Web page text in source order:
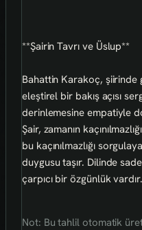
**Şairin Tavrı ve Üslup**
Bahattin Karakoç,
eleştirel bir bakış açısı
derinlemesine empatiyle
Şair, zamanın
bu kaçınılmazlığı
duygusu taşır. Dilinde
çarpıcı bir özgünlük vardır.
Not: Bu tahlil otomatik